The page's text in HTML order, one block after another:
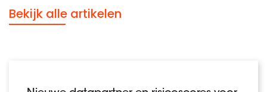
Bekijk alle artikelen